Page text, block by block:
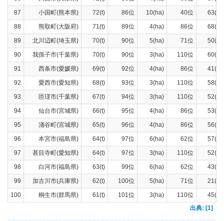
87
小国町(熊本県) 72(t) 86位 10(ha) 40位
63(t)
88
熊取町(大阪府) 71(t) 89位 4(ha) 86位
68(t)
89
北川辺町(埼玉県) 70(t) 90位 5(ha) 71位
50(t)
90
我孫子市(千葉県) 70(t) 90位 3(ha) 110位
60(t)
91
西条市(愛媛県) 69(t) 92位 4(ha) 86位
41(t)
92
愛西市(愛知県) 68(t) 93位 3(ha) 110位
58(t)
93
匝瑳市(千葉県) 67(t) 94位 3(ha) 110位
52(t)
94
仙台市(宮城県) 66(t) 95位 4(ha) 86位
53(t)
95
涌谷町(宮城県) 65(t) 96位 4(ha) 86位
56(t)
96
本宮市(福島県) 64(t) 97位 6(ha) 62位
57(t)
97
甚目寺町(愛知県) 64(t) 97位 3(ha) 110位
52(t)
98
白河市(福島県) 63(t) 99位 6(ha) 62位
43(t)
99
加古川市(兵庫県) 62(t) 100位 5(ha) 71位
21(t)
100
桐生市(群馬県) 61(t) 101位 3(ha) 110位
45(t)
出典: [1]